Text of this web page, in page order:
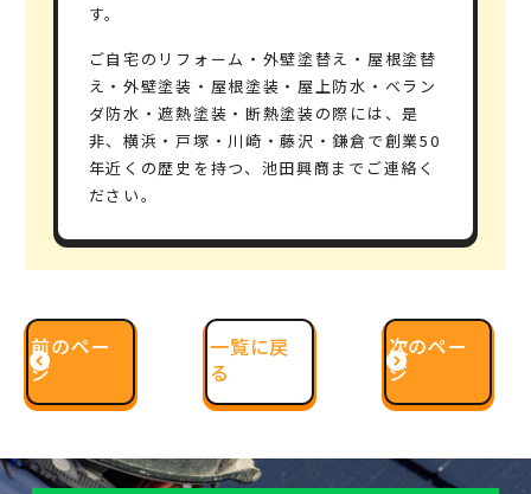
す。
ご自宅のリフォーム・外壁塗替え・屋根塗替
え・外壁塗装・屋根塗装・屋上防水・ベラン
ダ防水・遮熱塗装・断熱塗装の際には、是
非、横浜・戸塚・川崎・藤沢・鎌倉で創業50
年近くの歴史を持つ、 池田興商までご連絡く
ださい。
前のペー
ジ
一覧に戻
る
次のペー
ジ